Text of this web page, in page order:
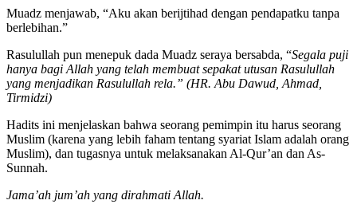
Muadz menjawab, “Aku akan berijtihad dengan pendapatku tanpa
berlebihan.”
Rasulullah pun menepuk dada Muadz seraya bersabda, “Segala puji
hanya bagi Allah yang telah membuat sepakat utusan Rasulullah
yang menjadikan Rasulullah rela.” (HR. Abu Dawud, Ahmad,
Tirmidzi)
Hadits ini menjelaskan bahwa seorang pemimpin itu harus seorang
Muslim (karena yang lebih faham tentang syariat Islam adalah orang
Muslim), dan tugasnya untuk melaksanakan Al-Qur’an dan As-
Sunnah.
Jama’ah jum’ah yang dirahmati Allah.